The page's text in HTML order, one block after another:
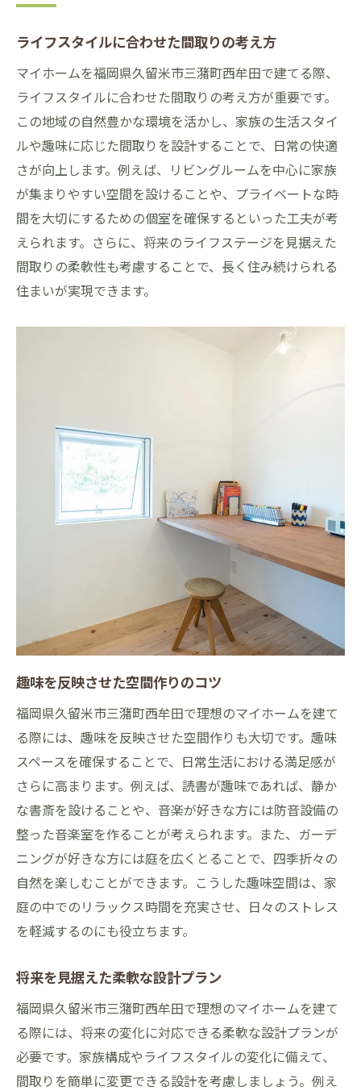
ライフスタイルに合わせた間取りの考え方
マイホームを福岡県久留米市三潴町西牟田で建てる際、
ライフスタイルに合わせた間取りの考え方が重要です。
この地域の自然豊かな環境を活かし、家族の生活スタイ
ルや趣味に応じた間取りを設計することで、日常の快適
さが向上します。例えば、リビングルームを中心に家族
が集まりやすい空間を設けることや、プライベートな時
間を大切にするための個室を確保するといった工夫が考
えられます。さらに、将来のライフステージを見据えた
間取りの柔軟性も考慮することで、長く住み続けられる
住まいが実現できます。
趣味を反映させた空間作りのコツ
福岡県久留米市三潴町西牟田で理想のマイホームを建て
る際には、趣味を反映させた空間作りも大切です。趣味
スペースを確保することで、日常生活における満足感が
さらに高まります。例えば、読書が趣味であれば、静か
な書斎を設けることや、音楽が好きな方には防音設備の
整った音楽室を作ることが考えられます。また、ガーデ
ニングが好きな方には庭を広くとることで、四季折々の
自然を楽しむことができます。こうした趣味空間は、家
庭の中でのリラックス時間を充実させ、日々のストレス
を軽減するのにも役立ちます。
将来を見据えた柔軟な設計プラン
福岡県久留米市三潴町西牟田で理想のマイホームを建て
る際には、将来の変化に対応できる柔軟な設計プランが
必要です。家族構成やライフスタイルの変化に備えて、
間取りを簡単に変更できる設計を考慮しましょう。例え